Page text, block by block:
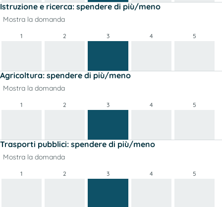
Istruzione e ricerca: spendere di più/meno
Mostra la domanda
1 2 3 4 5
Agricoltura: spendere di più/meno
Mostra la domanda
1 2 3 4 5
Trasporti pubblici: spendere di più/meno
Mostra la domanda
1 2 3 4 5